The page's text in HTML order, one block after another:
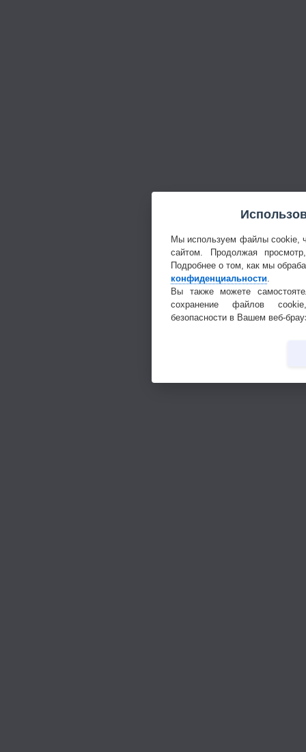
Мы используем файлы cookie,
сайтом. Продолжая
Подробнее о том, как мы
конфиденциальности
Вы также можете
сохранение файлов
безопасности в Вашем веб-